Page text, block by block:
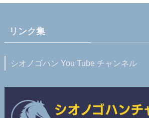
リンク集
シオノゴハン You Tube チャンネル